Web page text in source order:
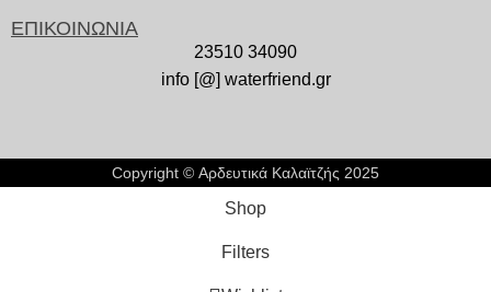
ΕΠΙΚΟΙΝΩΝΙΑ
23510 34090
info [@] waterfriend.gr
Copyright © Αρδευτικά Καλαϊτζής 2025
Shop
Filters